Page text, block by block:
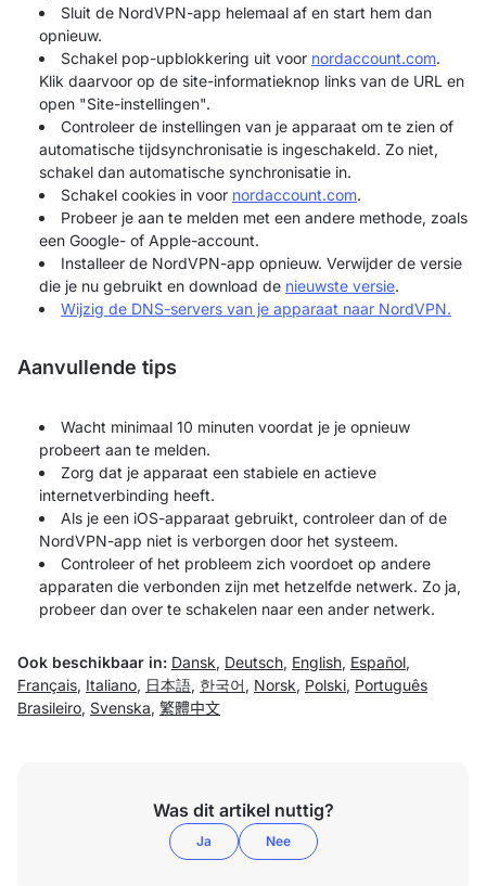
Sluit de NordVPN-app helemaal af en start hem dan
opnieuw.
Schakel pop-upblokkering uit voor nordaccount.com.
Klik daarvoor op de site-informatieknop links van de URL en
open "Site-instellingen".
Controleer de instellingen van je apparaat om te zien of
automatische tijdsynchronisatie is ingeschakeld. Zo niet,
schakel dan automatische synchronisatie in.
Schakel cookies in voor nordaccount.com.
Probeer je aan te melden met een andere methode, zoals
een Google- of Apple-account.
Installeer de NordVPN-app opnieuw. Verwijder de versie
die je nu gebruikt en download de nieuwste versie.
Wijzig de DNS-servers van je apparaat naar NordVPN.
Aanvullende tips
Wacht minimaal 10 minuten voordat je je opnieuw
probeert aan te melden.
Zorg dat je apparaat een stabiele en actieve
internetverbinding heeft.
Als je een iOS-apparaat gebruikt, controleer dan of de
NordVPN-app niet is verborgen door het systeem.
Controleer of het probleem zich voordoet op andere
apparaten die verbonden zijn met hetzelfde netwerk. Zo ja,
probeer dan over te schakelen naar een ander netwerk.
Ook beschikbaar in: Dansk, Deutsch, English, Español,
Français, Italiano, 日本語, 한국어 , Norsk, Polski, Português
Brasileiro, Svenska, 繁體中文
Was dit artikel nuttig?
Ja Nee